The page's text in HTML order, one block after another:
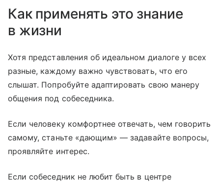
Как применять это знание
в жизни
Хотя представления об идеальном диалоге у всех
разные, каждому важно чувствовать, что его
слышат. Попробуйте адаптировать свою манеру
общения под собеседника.
Если человеку комфортнее отвечать, чем говорить
самому, станьте «дающим» — задавайте вопросы,
проявляйте интерес.
Если собеседник не любит быть в центре